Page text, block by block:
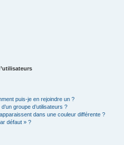
puis-je en rejoindre un ?
groupe d’utilisateurs ?
dans une couleur différente ?
défaut » ?